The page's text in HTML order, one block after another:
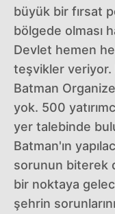
büyük bir fırsat
bölgede olması
Devlet hemen
teşvikler veriyor.
Batman
yok. 500
yer talebinde
Batman'ın
sorunun biterek
bir noktaya
şehrin